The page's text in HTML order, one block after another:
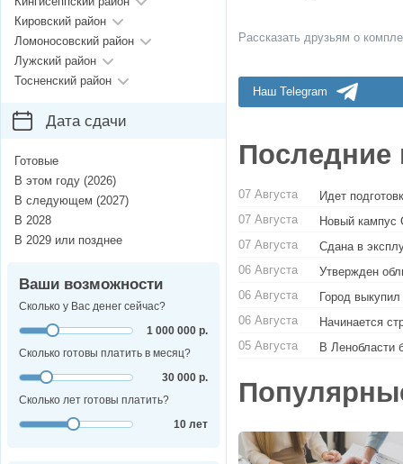
Рассказать друзьям о
Наш Telegram
Последние
07 Августа
Идет
07 Августа
Новый кампус
07 Августа
Сдана в
06 Августа
Утвержден
06 Августа
Город
06 Августа
Начинается
05 Августа
В Ленобласти
Кировский район
Ломоносовский район
Лужский район
Тосненский район
Дата сдачи
Готовые
В этом году (2026)
В следующем (2027)
В 2028
В 2029 или позднее
Ваши возможности
Сколько у Вас денег сейчас?
1 000 000 р.
Сколько готовы платить в месяц?
30 000 р.
Сколько лет готовы платить?
10 лет